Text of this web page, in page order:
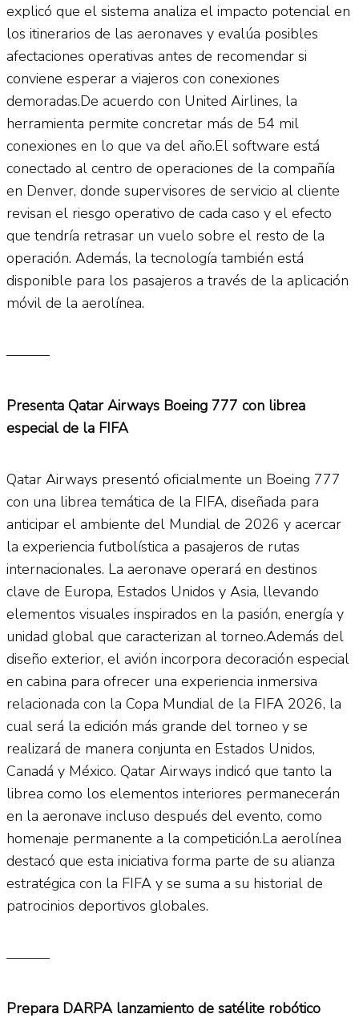
explicó que el sistema analiza el impacto potencial en
los itinerarios de las aeronaves y evalúa posibles
afectaciones operativas antes de recomendar si
conviene esperar a viajeros con conexiones
demoradas.De acuerdo con United Airlines, la
herramienta permite concretar más de 54 mil
conexiones en lo que va del año.El software está
conectado al centro de operaciones de la compañía
en Denver, donde supervisores de servicio al cliente
revisan el riesgo operativo de cada caso y el efecto
que tendría retrasar un vuelo sobre el resto de la
operación. Además, la tecnología también está
disponible para los pasajeros a través de la aplicación
móvil de la aerolínea.
———
Presenta Qatar Airways Boeing 777 con librea
especial de la FIFA
Qatar Airways presentó oficialmente un Boeing 777
con una librea temática de la FIFA, diseñada para
anticipar el ambiente del Mundial de 2026 y acercar
la experiencia futbolística a pasajeros de rutas
internacionales. La aeronave operará en destinos
clave de Europa, Estados Unidos y Asia, llevando
elementos visuales inspirados en la pasión, energía y
unidad global que caracterizan al torneo.Además del
diseño exterior, el avión incorpora decoración especial
en cabina para ofrecer una experiencia inmersiva
relacionada con la Copa Mundial de la FIFA 2026, la
cual será la edición más grande del torneo y se
realizará de manera conjunta en Estados Unidos,
Canadá y México. Qatar Airways indicó que tanto la
librea como los elementos interiores permanecerán
en la aeronave incluso después del evento, como
homenaje permanente a la competición.La aerolínea
destacó que esta iniciativa forma parte de su alianza
estratégica con la FIFA y se suma a su historial de
patrocinios deportivos globales.
———
Prepara DARPA lanzamiento de satélite robótico